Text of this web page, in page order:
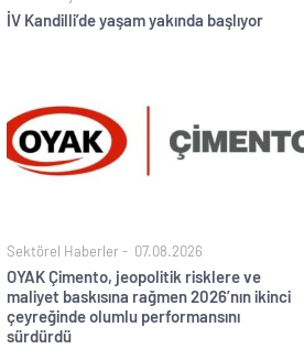
İV Kandilli’de yaşam yakında başlıyor
Sektörel Haberler 07.08.2026
OYAK Çimento, jeopolitik risklere ve
maliyet baskısına rağmen 2026’nın ikinci
çeyreğinde olumlu performansını
sürdürdü